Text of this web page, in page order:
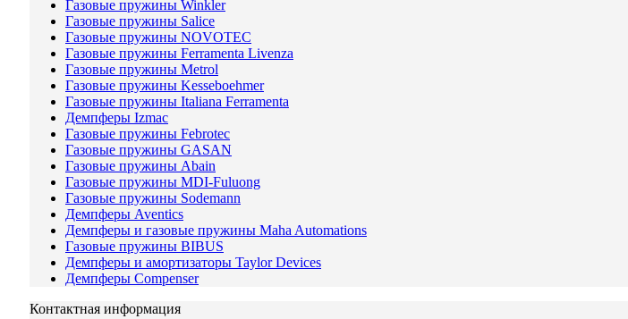
Газовые пружины Winkler
Газовые пружины Salice
Газовые пружины NOVOTEC
Газовые пружины Ferramenta Livenza
Газовые пружины Metrol
Газовые пружины Kesseboehmer
Газовые пружины Italiana Ferramenta
Демпферы Izmac
Газовые пружины Febrotec
Газовые пружины GASAN
Газовые пружины Abain
Газовые пружины MDI-Fuluong
Газовые пружины Sodemann
Демпферы Aventics
Демпферы и газовые пружины Maha Automations
Газовые пружины BIBUS
Демпферы и амортизаторы Taylor Devices
Демпферы Compenser
Контактная информация